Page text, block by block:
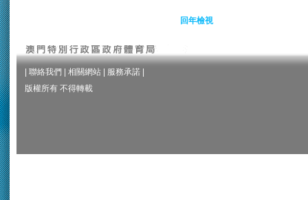
回年檢視
聯絡我們 相關網站 服務承諾
版權所有 不得轉載